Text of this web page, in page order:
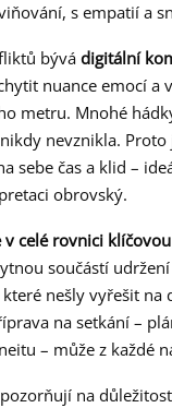
s empatií a
bývádigitální
nuance emocí
metru. Mnohé
nevznikla.
sebe čas a klid –
obrovský.
v celé rovnici
součástí
které nešly vyřešit
na setkání –
– může z každé
na důležitost